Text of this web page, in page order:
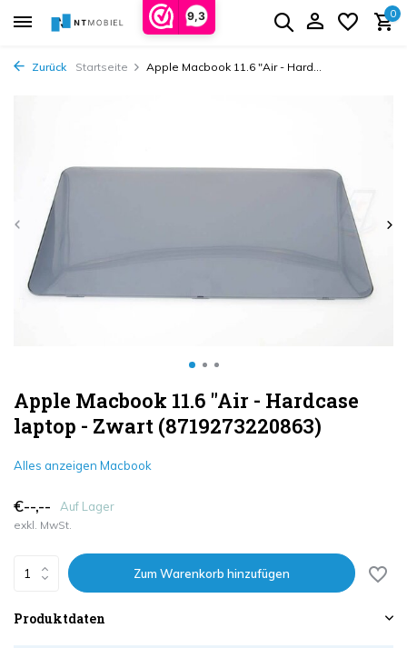
9,3 0
Zurück Startseite Apple Macbook 11.6 "Air - Hard...
Apple Macbook 11.6 "Air - Hardcase
laptop - Zwart (8719273220863)
Alles anzeigen Macbook
€--,-- Auf Lager
exkl. MwSt.
Zum Warenkorb hinzufügen
Produktdaten